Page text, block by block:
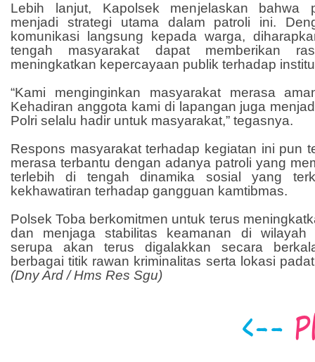
Lebih lanjut, Kapolsek menjelaskan bahwa
menjadi strategi utama dalam patroli ini.
komunikasi langsung kepada warga,
tengah masyarakat dapat memberikan
meningkatkan kepercayaan publik terhadap
“Kami menginginkan masyarakat merasa
Kehadiran anggota kami di lapangan juga
Polri selalu hadir untuk masyarakat,” tegasnya.
Respons masyarakat terhadap kegiatan ini pun
merasa terbantu dengan adanya patroli yang
terlebih di tengah dinamika sosial yang
kekhawatiran terhadap gangguan kamtibmas.
Polsek Toba berkomitmen untuk terus
dan menjaga stabilitas keamanan di wilayah
serupa akan terus digalakkan secara
berbagai titik rawan kriminalitas serta lokasi
(Dny Ard / Hms Res Sgu)